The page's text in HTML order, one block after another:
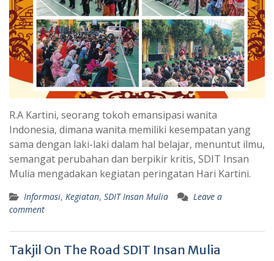
R.A Kartini, seorang tokoh emansipasi wanita
Indonesia, dimana wanita memiliki kesempatan yang
sama dengan laki-laki dalam hal belajar, menuntut ilmu,
semangat perubahan dan berpikir kritis, SDIT Insan
Mulia mengadakan kegiatan peringatan Hari Kartini.
Informasi, Kegiatan, SDIT Insan Mulia
Leave a
comment
Takjil On The Road SDIT Insan Mulia